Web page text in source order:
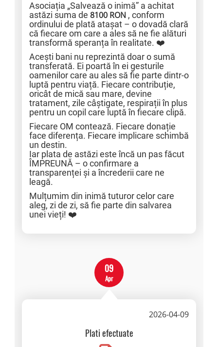
Asociația „Salvează o inimă” a achitat
astăzi suma de 8100 RON , conform
ordinului de plată atașat – o dovadă clară
că fiecare om care a ales să ne fie alături
transformă speranța în realitate. ❤️
Acești bani nu reprezintă doar o sumă
transferată. Ei poartă în ei gesturile
oamenilor care au ales să fie parte dintr-o
luptă pentru viață. Fiecare contribuție,
oricât de mică sau mare, devine
tratament, zile câștigate, respirații în plus
pentru un copil care luptă în fiecare clipă.
Fiecare OM contează. Fiecare donație
face diferența. Fiecare implicare schimbă
un destin.
Iar plata de astăzi este încă un pas făcut
ÎMPREUNĂ – o confirmare a
transparenței și a încrederii care ne
leagă.
Mulțumim din inimă tuturor celor care
aleg, zi de zi, să fie parte din salvarea
unei vieți! ❤️
09
Apr
2026-04-09
Plati efectuate